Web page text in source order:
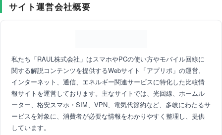
サイト運営会社概要
私たち「RAUL株式会社」はスマホやPCの使い方やモバイル回線に
関する解説コンテンツを提供するWebサイト「アプリポ」の運営、
インターネット、通信、エネルギー関連サービスに特化した比較情
報サイトを運営しております。主なサイトでは、光回線、ホームル
ーター、格安スマホ・SIM、VPN、電気代節約など、多岐にわたるサ
ービスを対象に、消費者が必要な情報をわかりやすく整理し、提供
しています。